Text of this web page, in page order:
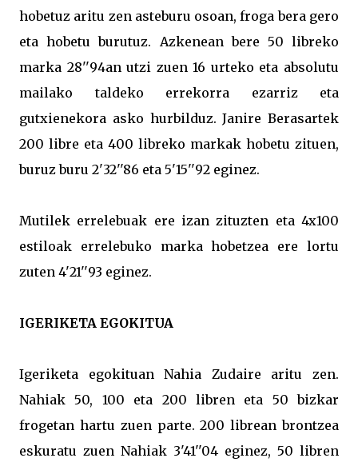
hobetuz aritu zen asteburu osoan, froga bera gero
eta hobetu burutuz. Azkenean bere 50 libreko
marka 28''94an utzi zuen 16 urteko eta absolutu
mailako taldeko errekorra ezarriz eta
gutxienekora asko hurbilduz. Janire Berasartek
200 libre eta 400 libreko markak hobetu zituen,
buruz buru 2'32''86 eta 5'15''92 eginez.
Mutilek errelebuak ere izan zituzten eta 4x100
estiloak errelebuko marka hobetzea ere lortu
zuten 4'21''93 eginez.
IGERIKETA EGOKITUA
Igeriketa egokituan Nahia Zudaire aritu zen.
Nahiak 50, 100 eta 200 libren eta 50 bizkar
frogetan hartu zuen parte. 200 librean brontzea
eskuratu zuen Nahiak 3'41''04 eginez, 50 libren